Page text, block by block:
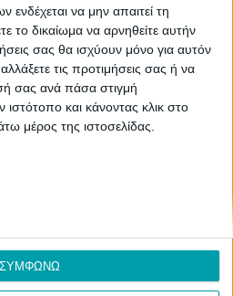
να μην απαιτεί τη
το δικαίωμα να αρνηθείτε αυτήν
σας θα ισχύουν μόνο για αυτόν
τις προτιμήσεις σας ή να
σας ανά πάσα στιγμή
ιστότοπο και κάνοντας κλικ στο
μέρος της ιστοσελίδας.
ΣΥΜΦΩΝΩ
την ιστορία σας
χρήσης Cookies